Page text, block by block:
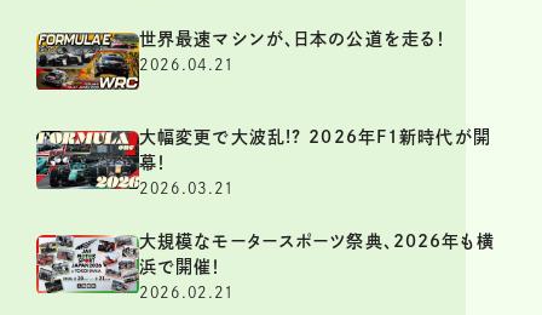
世界最速マシンが、日本の公道を走る！
2026.04.21
大幅変更で大波乱!? 2026年F1新時代が開
幕！
2026.03.21
大規模なモータースポーツ祭典、2026年も横
浜で開催！
2026.02.21